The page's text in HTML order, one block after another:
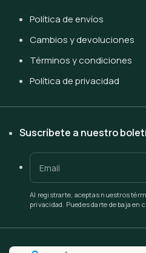
Política de envíos
Cambios y devoluciones
Términos y condiciones
Política de privacidad
Suscríbete a nuestro
Al registrarte, aceptas nuestros
privacidad. Puedes darte de baja en